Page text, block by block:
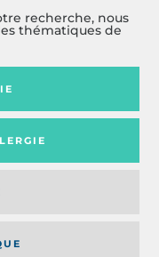
recherche, nous
thématiques de